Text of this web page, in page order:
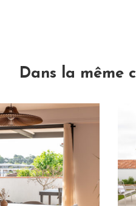
Dans la même